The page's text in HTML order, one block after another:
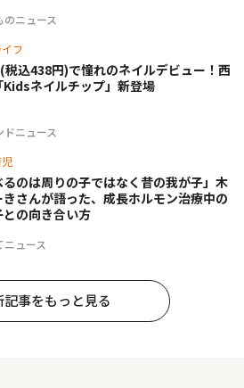
のニュース
イフ
ドニュース
税込438円)で憧れのネイルデビュー！西
Kidsネイルチップ」新登場
ュース
るのは周りの子ではなく昔の我が子」木
きさんが語った、成長ホルモン治療中の
の向き合い方
記事をもっと見る